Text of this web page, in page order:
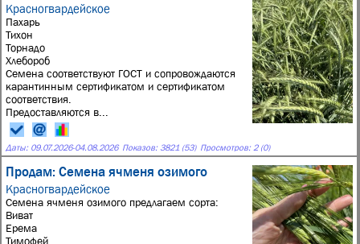
Красногвардейское
Пахарь
Тихон
Торнадо
Хлебороб
Семена соответствуют ГОСТ и сопровождаются
карантинным сертификатом и сертификатом
соответствия.
Предоставляются в...
Даты: 09.07.2026-04.08.2026 Показов: 3821 (53) Просмотров: 2 (0)
Продам: Семена ячменя озимого
Красногвардейское
Семена ячменя озимого предлагаем сорта:
Виват
Ерема
Тимофей